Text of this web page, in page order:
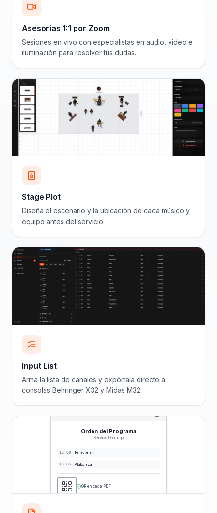
Asesorías 1:1 por Zoom
Sesiones en vivo con especialistas en audio, video e
iluminación para resolver tus dudas.
Stage Plot
Diseña el escenario y la ubicación de cada músico y
equipo antes del servicio.
Input List
Arma la lista de canales y expórtala directo a
consolas Behringer X32 y Midas M32.
Orden del Programa
Servicio Domingo
10:00 Bienvenida
10:05 Alabanza
QR en cada PDF